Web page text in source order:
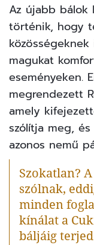
Az újabb bálok
történik, hogy
magukat
eseményeken.
megrendezett
amely
szólítja meg,
azonos nemű
Szokatlan?
szólnak,
minden
kínálat a
báljáig